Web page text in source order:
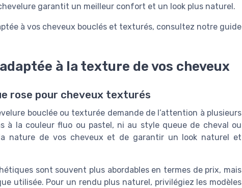
garantit un meilleur confort et un look plus naturel.
à vos cheveux bouclés et texturés, consultez notre guide
à la texture de vos cheveux
rose pour cheveux texturés
bouclée ou texturée demande de l’attention à plusieurs
à la couleur fluo ou pastel, ni au style queue de cheval ou
nature de vos cheveux et de garantir un look naturel et
sont souvent plus abordables en termes de prix, mais
utilisée. Pour un rendu plus naturel, privilégiez les modèles